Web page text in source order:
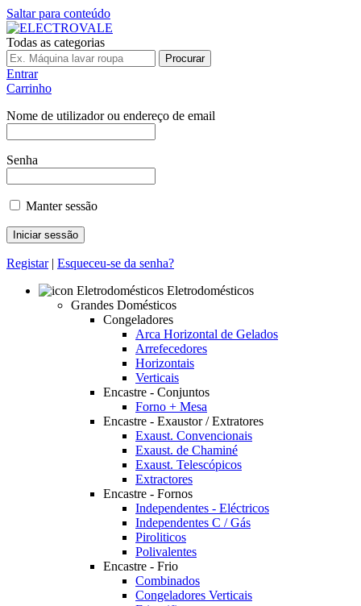
Saltar para conteúdo
Todas as categorias
Procurar
Entrar
Carrinho
Nome de utilizador ou endereço de email
Senha
Manter sessão
Registar| Esqueceu-se da senha?
Eletrodomésticos
Grandes Domésticos
Congeladores
Arca Horizontal de Gelados
Arrefecedores
Horizontais
Verticais
Encastre - Conjuntos
Forno + Mesa
Encastre - Exaustor / Extratores
Exaust. Convencionais
Exaust. de Chaminé
Exaust. Telescópicos
Extractores
Encastre - Fornos
Independentes - Eléctricos
Independentes C / Gás
Piroliticos
Polivalentes
Encastre - Frio
Combinados
Congeladores Verticais